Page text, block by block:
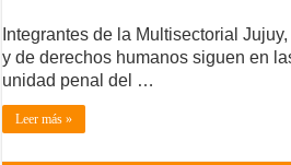
Integrantes de la Multisectorial
y de derechos humanos siguen en
unidad penal del …
Leer más »